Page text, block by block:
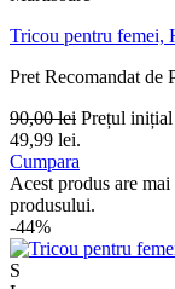
Tricou pentru femei,
Pret Recomandat de
90,00lei Prețul
49,99 lei.
Cumpara
Acest produs are
produsului.
-44%
S